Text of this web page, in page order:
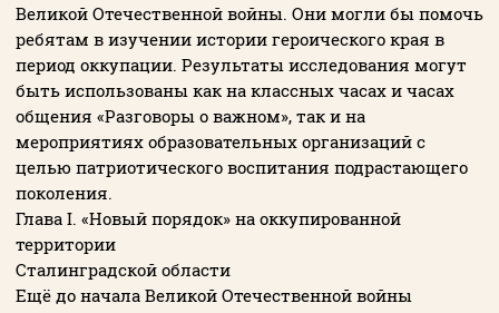
Великой Отечественной войны. Они могли бы помочь
ребятам в изучении истории героического края в
период оккупации. Результаты исследования могут
быть использованы как на классных часах и часах
общения «Разговоры о важном», так и на
мероприятиях образовательных организаций с
целью патриотического воспитания подрастающего
поколения.
Глава I. «Новый порядок» на оккупированной
территории
Сталинградской области
Ещё до начала Великой Отечественной войны